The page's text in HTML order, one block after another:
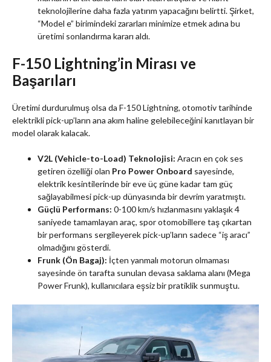
teknolojilerine daha fazla yatırım yapacağını belirtti. Şirket,
“Model e” birimindeki zararları minimize etmek adına bu
üretimi sonlandırma kararı aldı.
F-150 Lightning’in Mirası ve
Başarıları
Üretimi durdurulmuş olsa da F-150 Lightning, otomotiv tarihinde
elektrikli pick-up’ların ana akım haline gelebileceğini kanıtlayan bir
model olarak kalacak.
V2L (Vehicle-to-Load) Teknolojisi: Aracın en çok ses
getiren özelliği olan Pro Power Onboard sayesinde,
elektrik kesintilerinde bir eve üç güne kadar tam güç
sağlayabilmesi pick-up dünyasında bir devrim yaratmıştı.
Güçlü Performans: 0-100 km/s hızlanmasını yaklaşık 4
saniyede tamamlayan araç, spor otomobillere taş çıkartan
bir performans sergileyerek pick-up’ların sadece “iş aracı”
olmadığını gösterdi.
Frunk (Ön Bagaj): İçten yanmalı motorun olmaması
sayesinde ön tarafta sunulan devasa saklama alanı (Mega
Power Frunk), kullanıcılara eşsiz bir pratiklik sunmuştu.